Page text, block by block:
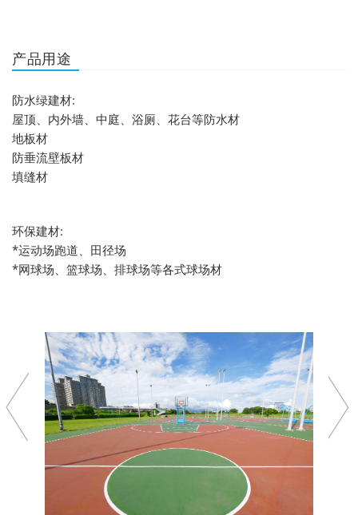
产品用途
防水绿建材:
屋顶、内外墙、中庭、浴厕、花台等防水材
地板材
防垂流壁板材
填缝材
环保建材:
*运动场跑道、田径场
*网球场、篮球场、排球场等各式球场材